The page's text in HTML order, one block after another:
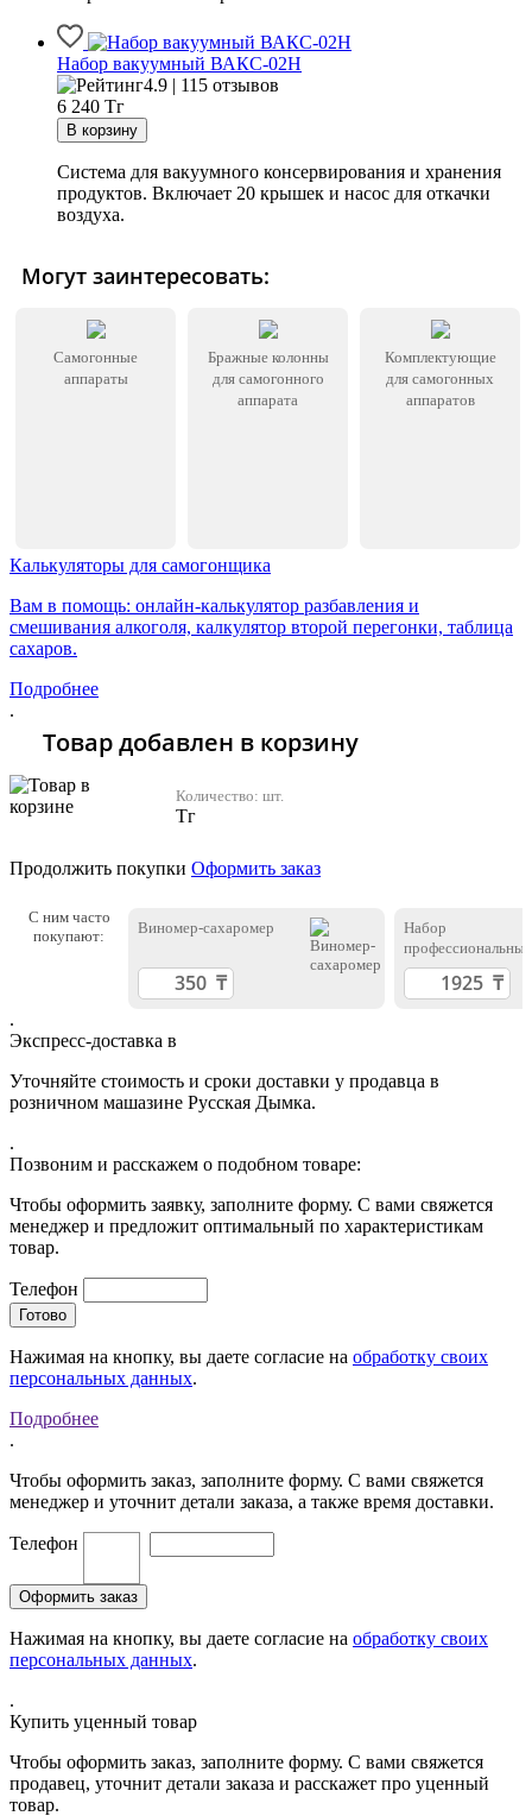
Набор вакуумный ВАКС-02Н
4.9 | 115 отзывов
6 240 Тг
Система для вакуумного консервирования и хранения
продуктов. Включает 20 крышек и насос для откачки
воздуха.
Могут заинтересовать:
Самогонные
аппараты
Бражные колонны
для самогонного
аппарата
Комплектующие
для самогонных
аппаратов
Калькуляторы для самогонщика
Вам в помощь: онлайн-калькулятор разбавления и
смешивания алкоголя, калкулятор второй перегонки, таблица
сахаров.
Подробнее
.
Товар добавлен в корзину
Количество: шт.
Тг
Продолжить покупки Оформить заказ
С ним часто
покупают:
Виномер-сахаромер
Набор
профессиональных
ареометров
.
Экспресс-доставка в
Уточняйте стоимость и сроки доставки у продавца в
розничном машазине Русская Дымка.
.
Позвоним и расскажем о подобном товаре:
Чтобы оформить заявку, заполните форму. С вами свяжется
менеджер и предложит оптимальный по характеристикам
товар.
Телефон
Нажимая на кнопку, вы даете согласие на обработку своих
персональных данных.
Подробнее
.
Чтобы оформить заказ, заполните форму. С вами свяжется
менеджер и уточнит детали заказа, а также время доставки.
Телефон
Нажимая на кнопку, вы даете согласие на обработку своих
персональных данных.
.
Купить уценный товар
Чтобы оформить заказ, заполните форму. С вами свяжется
продавец, уточнит детали заказа и расскажет про уценный
товар.